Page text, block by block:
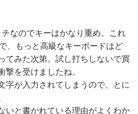
なのでキーはかなり重め。これ
、もっと高級なキーボードはど
てみた次第。試し打ちしないで買
を受けましたね。
字が入力されてしまうので、とに
いと書かれている理由がよくわか